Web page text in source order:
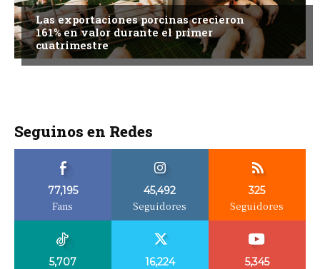
Las exportaciones porcinas crecieron
161% en valor durante el primer
cuatrimestre
Seguinos en Redes
77,195
Fans
45,492
Seguidores
325
Seguidores
5,707 16,224 5,345